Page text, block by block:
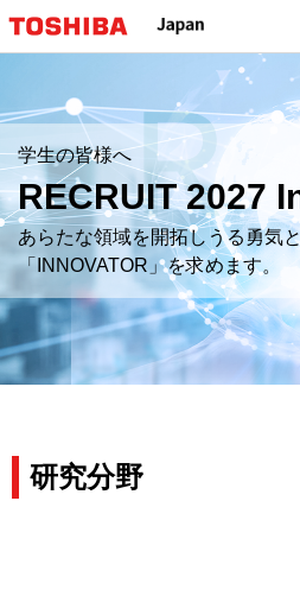
ャ
ン
プ
学生の皆様へ
RECRUIT 2027
あらたな領域を開拓しうる勇気
「INNOVATOR」を求めます。
研究分野